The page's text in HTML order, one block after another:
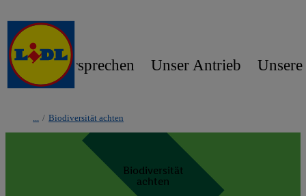
Unser Versprechen Unser Antrieb
/ Biodiversität achten
Biodiversität
achten